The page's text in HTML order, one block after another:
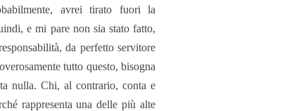
avrei tirato fuori la
e mi pare non sia stato fatto,
da perfetto servitore
tutto questo, bisogna
nulla. Chi, al contrario, conta e
rappresenta una delle più alte